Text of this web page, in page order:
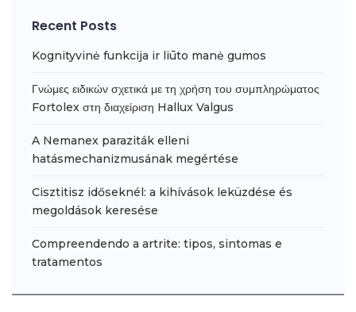
Recent Posts
Kognityvinė funkcija ir liūto manė gumos
Γνώμες ειδικών σχετικά με τη χρήση του συμπληρώματος
Fortolex στη διαχείριση Hallux Valgus
A Nemanex paraziták elleni
hatásmechanizmusának megértése
Cisztitisz időseknél: a kihívások leküzdése és
megoldások keresése
Compreendendo a artrite: tipos, sintomas e
tratamentos